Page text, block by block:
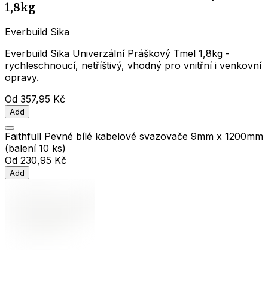
1,8kg
Everbuild Sika
Everbuild Sika Univerzální Práškový Tmel 1,8kg -
rychleschnoucí, netříštivý, vhodný pro vnitřní i venkovní
opravy.
Od 357,95 Kč
Add
Faithfull Pevné bílé kabelové svazovače 9mm x 1200mm
(balení 10 ks)
Od 230,95 Kč
Add